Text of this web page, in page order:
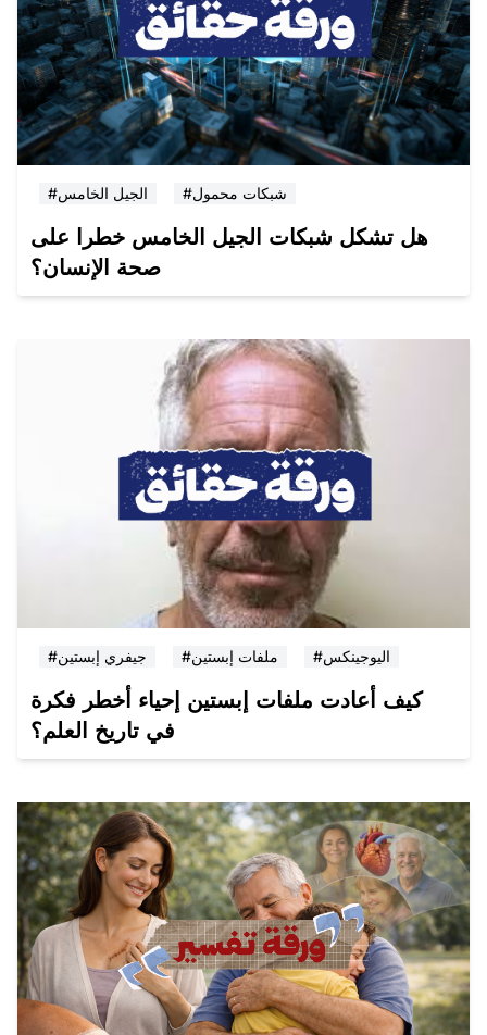
#الجيل الخامس #شبكات محمول
هل تشكل شبكات الجيل الخامس خطرا على
صحة الإنسان؟
#جيفري إبستين #ملفات إبستين #اليوجينكس
كيف أعادت ملفات إبستين إحياء أخطر فكرة
في تاريخ العلم؟